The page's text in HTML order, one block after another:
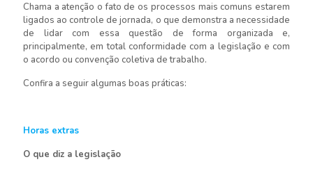
Chama a atenção o fato de os processos mais comuns estarem
ligados ao controle de jornada, o que demonstra a necessidade
de lidar com essa questão de forma organizada e,
principalmente, em total conformidade com a legislação e com
o acordo ou convenção coletiva de trabalho.
Confira a seguir algumas boas práticas:
Horas extras
O que diz a legislação